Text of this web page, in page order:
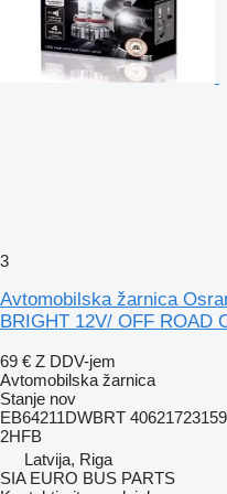
3
Avtomobilska žarnica
BRIGHT 12V/ OFF ROAD
69 € Z DDV-jem
Avtomobilska žarnica
Stanje nov
EB64211DWBRT
2HFB
Latvija, Riga
SIA EURO BUS PARTS